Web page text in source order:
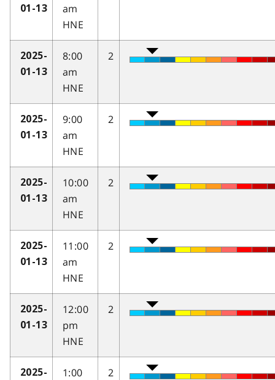
01-13
am
HNE
2025-
01-13
8:00
am
HNE
2
2025-
01-13
9:00
am
HNE
2
2025-
01-13
10:00
am
HNE
2
2025-
01-13
11:00
am
HNE
2
2025-
01-13
12:00
pm
HNE
2
2025-
1:00
2